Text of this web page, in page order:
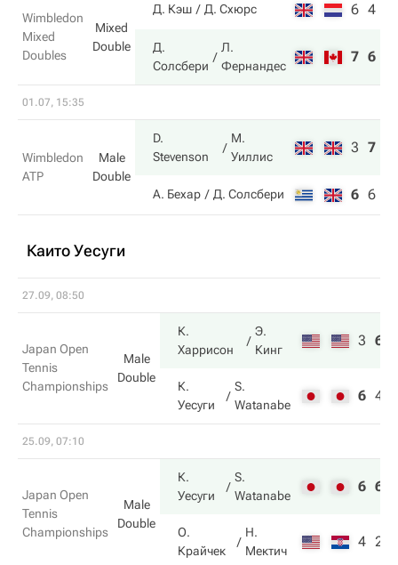
Wimbledon
Mixed
Doubles
Mixed
Double
Д. Кэш Д. Схюрс 6 4
Д.
Солсбери
Л.
Фернандес
7 6
01.07, 15:35
Wimbledon
ATP
Male
Double
D.
Stevenson
М.
Уиллис
3 7
А. Бехар Д. Солсбери 6 6
Каито Уесуги
27.09, 08:50
Japan Open
Tennis
Championships
Male
Double
К.
Харрисон
Э.
Кинг
3 6
К.
Уесуги
S.
Watanabe
6 4
25.09, 07:10
Japan Open
Tennis
Championships
Male
Double
К.
Уесуги
S.
Watanabe
6 6
О.
Крайчек
Н.
Мектич
4 2